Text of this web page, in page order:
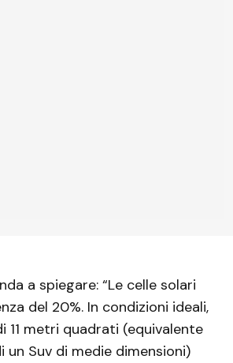
a spiegare: “Le celle solari
del 20%. In condizioni ideali,
11 metri quadrati (equivalente
un Suv di medie dimensioni)